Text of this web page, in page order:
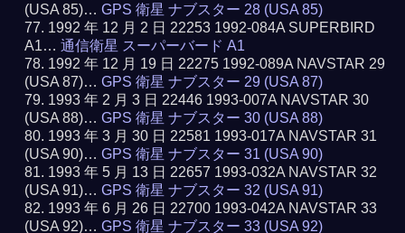
(USA 85)…GPS 衛星 ナブスター 28 (USA 85)
1992 年 12 月 2 日 22253 1992-084A SUPERBIRD
A1…通信衛星 スーパーバード A1
1992 年 12 月 19 日 22275 1992-089A NAVSTAR 29
(USA 87)…GPS 衛星 ナブスター 29 (USA 87)
1993 年 2 月 3 日 22446 1993-007A NAVSTAR 30
(USA 88)…GPS 衛星 ナブスター 30 (USA 88)
1993 年 3 月 30 日 22581 1993-017A NAVSTAR 31
(USA 90)…GPS 衛星 ナブスター 31 (USA 90)
1993 年 5 月 13 日 22657 1993-032A NAVSTAR 32
(USA 91)…GPS 衛星 ナブスター 32 (USA 91)
1993 年 6 月 26 日 22700 1993-042A NAVSTAR 33
(USA 92)…GPS 衛星 ナブスター 33 (USA 92)